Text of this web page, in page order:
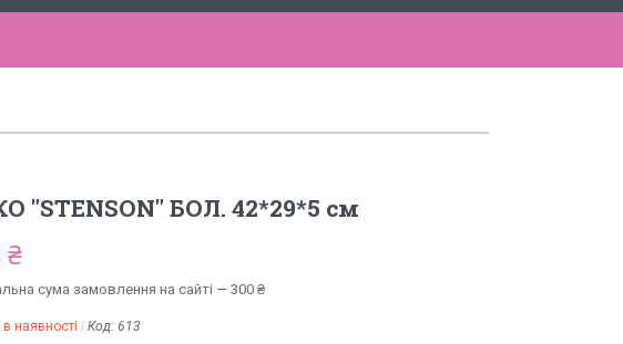
"STENSON" БОЛ. 42*29*5 см
₴
сума замовлення на сайті — 300 ₴
наявності Код: 613